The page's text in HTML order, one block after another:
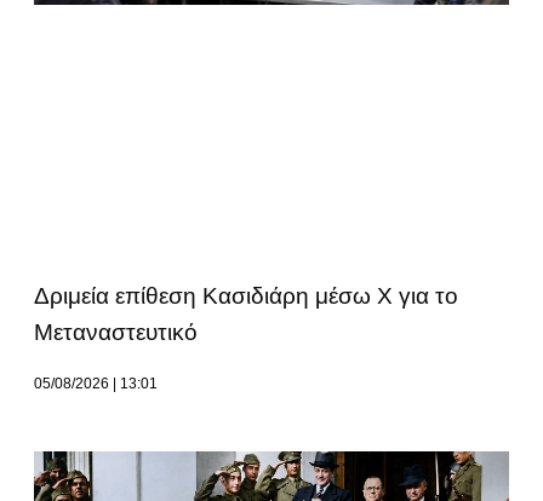
Δριμεία επίθεση Κασιδιάρη μέσω Χ για το
Μεταναστευτικό
05/08/2026 13:01